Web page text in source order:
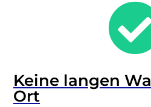
Keine langen
Ort